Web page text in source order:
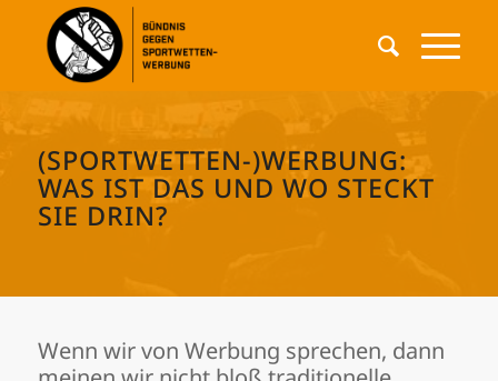
(SPORTWETTEN-)WERBUNG:
WAS IST DAS UND WO STECKT
SIE DRIN?
Wenn wir von Werbung sprechen, dann